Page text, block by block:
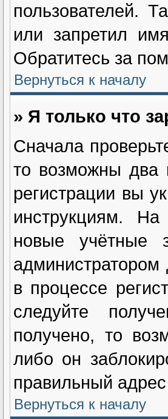
пользователей.
или запретил
Обратитесь за
Вернуться к началу
» Я только что
Сначала
то возможны два
регистрации вы
инструкциям.
новые учётные
в процессе
следуйте
получено, то
либо он
правильный
Вернуться к началу